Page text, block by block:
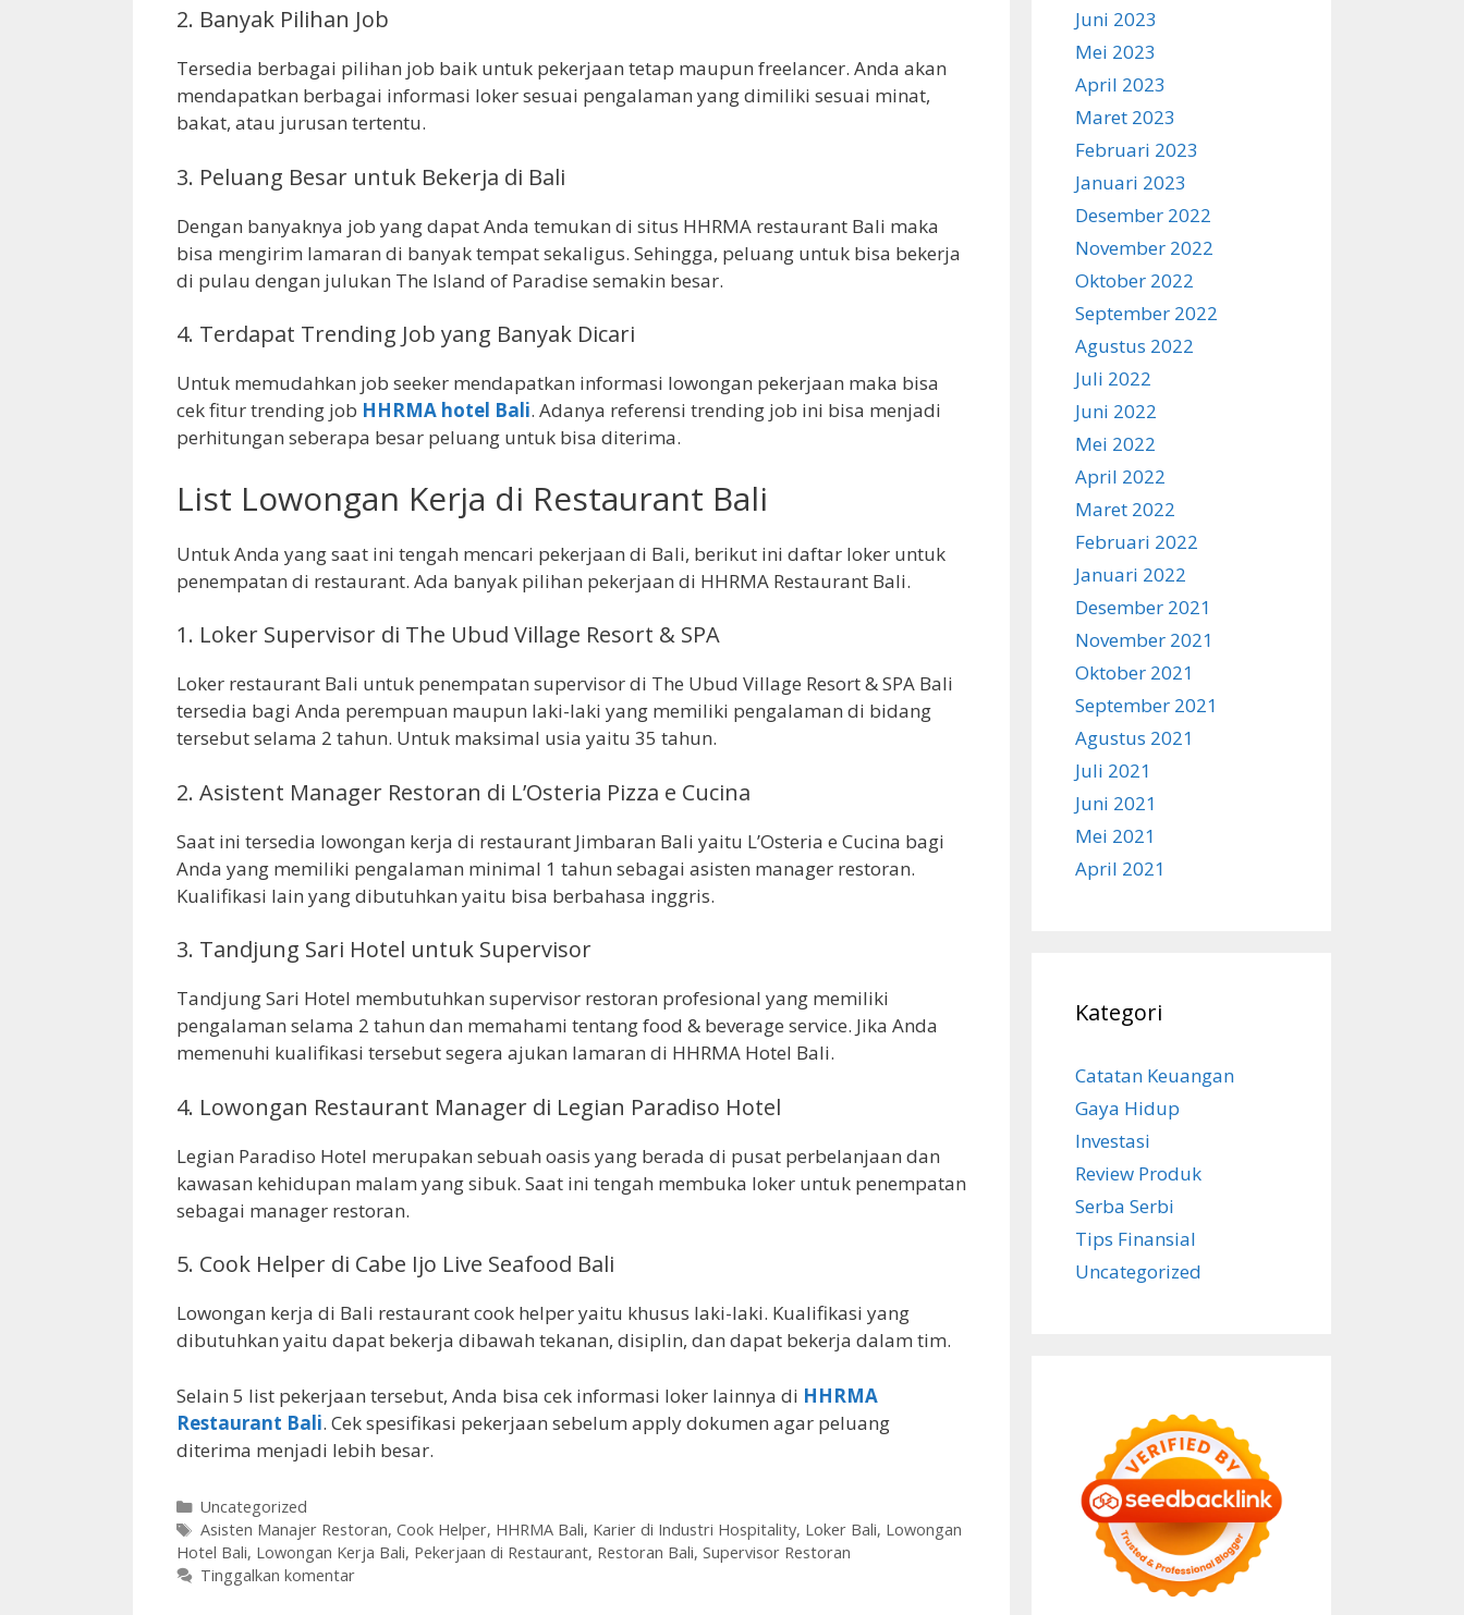
2. Banyak Pilihan Job
Tersedia berbagai pilihan job baik untuk pekerjaan tetap maupun freelancer. Anda akan
mendapatkan berbagai informasi loker sesuai pengalaman yang dimiliki sesuai minat,
bakat, atau jurusan tertentu.
3. Peluang Besar untuk Bekerja di Bali
Dengan banyaknya job yang dapat Anda temukan di situs HHRMA restaurant Bali maka
bisa mengirim lamaran di banyak tempat sekaligus. Sehingga, peluang untuk bisa bekerja
di pulau dengan julukan The Island of Paradise semakin besar.
4. Terdapat Trending Job yang Banyak Dicari
Untuk memudahkan job seeker mendapatkan informasi lowongan pekerjaan maka bisa
cek fitur trending job HHRMA hotel Bali. Adanya referensi trending job ini bisa menjadi
perhitungan seberapa besar peluang untuk bisa diterima.
List Lowongan Kerja di Restaurant Bali
Untuk Anda yang saat ini tengah mencari pekerjaan di Bali, berikut ini daftar loker untuk
penempatan di restaurant. Ada banyak pilihan pekerjaan di HHRMA Restaurant Bali.
1. Loker Supervisor di The Ubud Village Resort & SPA
Loker restaurant Bali untuk penempatan supervisor di The Ubud Village Resort & SPA Bali
tersedia bagi Anda perempuan maupun laki-laki yang memiliki pengalaman di bidang
tersebut selama 2 tahun. Untuk maksimal usia yaitu 35 tahun.
2. Asistent Manager Restoran di L’Osteria Pizza e Cucina
Saat ini tersedia lowongan kerja di restaurant Jimbaran Bali yaitu L’Osteria e Cucina bagi
Anda yang memiliki pengalaman minimal 1 tahun sebagai asisten manager restoran.
Kualifikasi lain yang dibutuhkan yaitu bisa berbahasa inggris.
3. Tandjung Sari Hotel untuk Supervisor
Tandjung Sari Hotel membutuhkan supervisor restoran profesional yang memiliki
pengalaman selama 2 tahun dan memahami tentang food & beverage service. Jika Anda
memenuhi kualifikasi tersebut segera ajukan lamaran di HHRMA Hotel Bali.
4. Lowongan Restaurant Manager di Legian Paradiso Hotel
Legian Paradiso Hotel merupakan sebuah oasis yang berada di pusat perbelanjaan dan
kawasan kehidupan malam yang sibuk. Saat ini tengah membuka loker untuk penempatan
sebagai manager restoran.
5. Cook Helper di Cabe Ijo Live Seafood Bali
Lowongan kerja di Bali restaurant cook helper yaitu khusus laki-laki. Kualifikasi yang
dibutuhkan yaitu dapat bekerja dibawah tekanan, disiplin, dan dapat bekerja dalam tim.
Selain 5 list pekerjaan tersebut, Anda bisa cek informasi loker lainnya di HHRMA
Restaurant Bali. Cek spesifikasi pekerjaan sebelum apply dokumen agar peluang
diterima menjadi lebih besar.
Kategori
Uncategorized
Tag
Asisten Manajer Restoran, Cook Helper, HHRMA Bali, Karier di Industri Hospitality, Loker Bali, Lowongan
Hotel Bali, Lowongan Kerja Bali, Pekerjaan di Restaurant, Restoran Bali, Supervisor Restoran
Tinggalkan komentar
Juni 2023
Mei 2023
April 2023
Maret 2023
Februari 2023
Januari 2023
Desember 2022
November 2022
Oktober 2022
September 2022
Agustus 2022
Juli 2022
Juni 2022
Mei 2022
April 2022
Maret 2022
Februari 2022
Januari 2022
Desember 2021
November 2021
Oktober 2021
September 2021
Agustus 2021
Juli 2021
Juni 2021
Mei 2021
April 2021
Kategori
Catatan Keuangan
Gaya Hidup
Investasi
Review Produk
Serba Serbi
Tips Finansial
Uncategorized